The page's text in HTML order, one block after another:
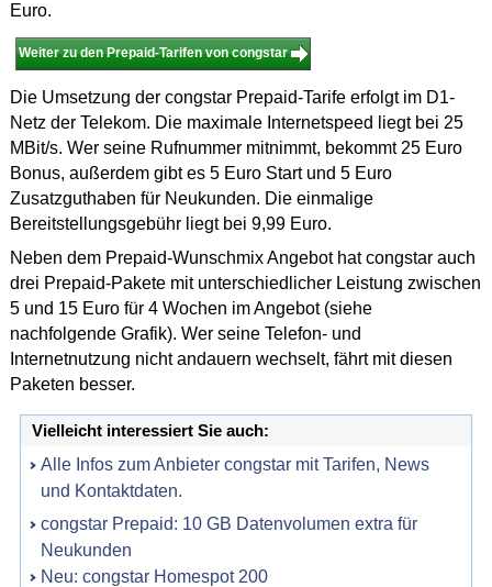
Euro.
Weiter zu den Prepaid-Tarifen von congstar
Die Umsetzung der congstar Prepaid-Tarife erfolgt im D1-
Netz der Telekom. Die maximale Internetspeed liegt bei 25
MBit/s. Wer seine Rufnummer mitnimmt, bekommt 25 Euro
Bonus, außerdem gibt es 5 Euro Start und 5 Euro
Zusatzguthaben für Neukunden. Die einmalige
Bereitstellungsgebühr liegt bei 9,99 Euro.
Neben dem Prepaid-Wunschmix Angebot hat congstar auch
drei Prepaid-Pakete mit unterschiedlicher Leistung zwischen
5 und 15 Euro für 4 Wochen im Angebot (siehe
nachfolgende Grafik). Wer seine Telefon- und
Internetnutzung nicht andauern wechselt, fährt mit diesen
Paketen besser.
Vielleicht interessiert Sie auch:
Alle Infos zum Anbieter congstar mit Tarifen, News
und Kontaktdaten.
congstar Prepaid: 10 GB Datenvolumen extra für
Neukunden
Neu: congstar Homespot 200